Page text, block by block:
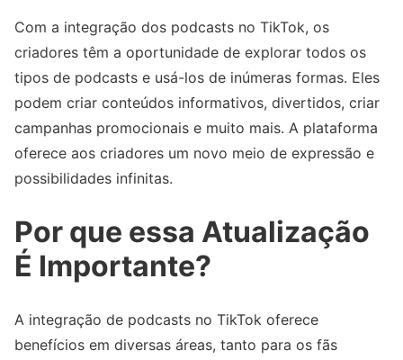
Com a integração dos podcasts no TikTok, os
criadores têm a oportunidade de explorar todos os
tipos de podcasts e usá-los de inúmeras formas. Eles
podem criar conteúdos informativos, divertidos, criar
campanhas promocionais e muito mais. A plataforma
oferece aos criadores um novo meio de expressão e
possibilidades infinitas.
Por que essa Atualização
É Importante?
A integração de podcasts no TikTok oferece
benefícios em diversas áreas, tanto para os fãs